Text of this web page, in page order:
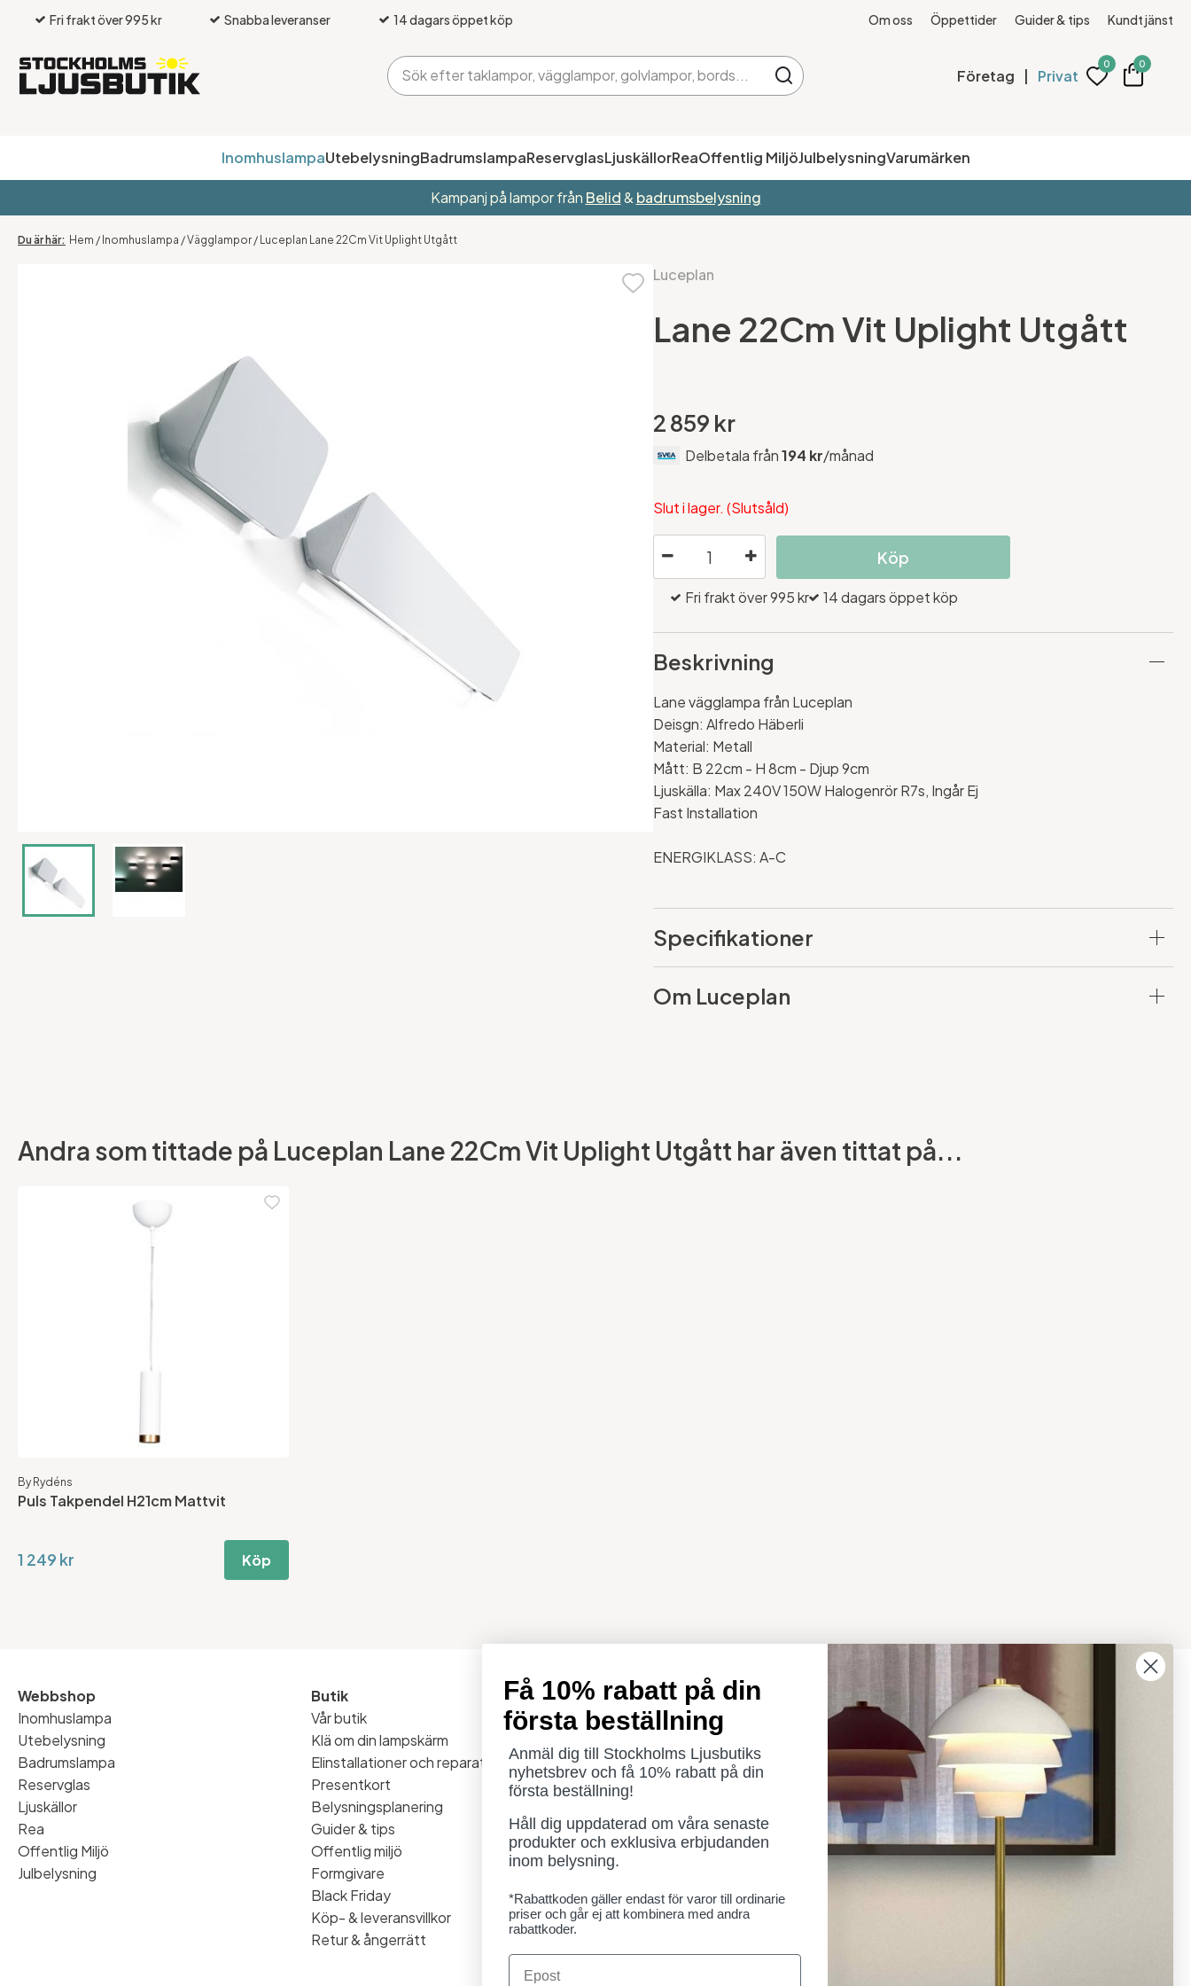
Fri frakt över 995 kr Snabba leveranser 14 dagars öppet köp Om oss Öppettider Guider & tips Kundtjänst
Företag | Privat
0 0
InomhuslampaUtebelysningBadrumslampaReservglasLjuskällorReaOffentlig MiljöJulbelysningVarumärken
Kampanj på lampor från Belid& badrumsbelysning
Hem / Inomhuslampa /Vägglampor / Luceplan Lane 22Cm Vit Uplight Utgått
Luceplan
Lane 22Cm Vit Uplight Utgått
2 859 kr
Delbetala från194 kr/månad
Slut i lager. (Slutsåld)
Köp
Fri frakt över 995 kr 14 dagars öppet köp
Beskrivning
Lane vägglampa från Luceplan
Deisgn: Alfredo Häberli
Material: Metall
Mått: B 22cm - H 8cm - Djup 9cm
Ljuskälla: Max 240V 150W Halogenrör R7s, Ingår Ej
Fast Installation
ENERGIKLASS: A-C
Specifikationer
Om Luceplan
Andra som tittade på Luceplan Lane 22Cm Vit Uplight Utgått har även tittat på...
By Rydéns
Puls Takpendel H21cm Mattvit
1 249 kr Köp
Webbshop
Inomhuslampa
Utebelysning
Badrumslampa
Reservglas
Ljuskällor
Rea
Offentlig Miljö
Julbelysning
Butik
Vår butik
Klä om din lampskärm
Elinstallationer och reparationer
Presentkort
Belysningsplanering
Guider & tips
Offentlig miljö
Formgivare
Black Friday
Köp- & leveransvillkor
Retur & ångerrätt
Öppettider
Måndag - Torsdag: 11-18
Fredag - Lördag: 11-16
Söndag: Stängt
Lördag 1/8 stängt
08 - 654 29 00
info@ljusbutik.se
Fler kontaktuppgifter »
Adress: Kungsholmsgatan 6, 112 27
Stockholm
Få 10% rabatt på din
första beställning
Anmäl dig till Stockholms Ljusbutiks
nyhetsbrev och få 10% rabatt på din
första beställning!
Håll dig uppdaterad om våra senaste
produkter och exklusiva erbjudanden
inom belysning.
*Rabattkoden gäller endast för varor till ordinarie
priser och går ej att kombinera med andra
rabattkoder.
Email